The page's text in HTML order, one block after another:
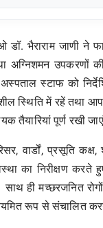
डॉ. भैराराम जाणी ने
अग्निशमन उपकरणों
अस्पताल स्टाफ को
स्थिति में रहें तथा
तैयारियां पूर्ण रखी
वार्डों, प्रसूति
का निरीक्षण करते
ही मच्छरजनित
रूप से संचालित